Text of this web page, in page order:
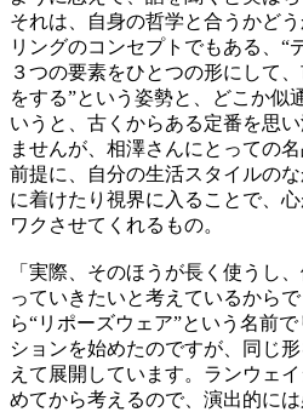
それは、自身の哲学と合うかど
リングのコンセプトでもある、“
３つの要素をひとつの形にして
をする”という姿勢と、どこか似
いうと、古くからある定番を思
ませんが、相澤さんにとっての
前提に、自分の生活スタイルの
に着けたり視界に入ることで、
ワクさせてくれるもの。
「実際、そのほうが長く使うし
っていきたいと考えているから
ら“リポーズウェア”という名前
ションを始めたのですが、同じ
えて展開しています。ランウェ
めてから考えるので、演出的に